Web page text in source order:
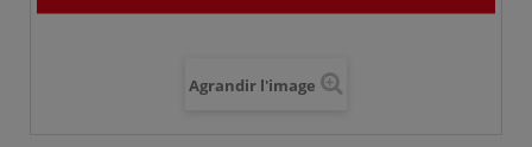
Agrandir l'image